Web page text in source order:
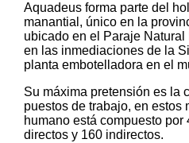
Aquadeus forma parte del
manantial, único en la
ubicado en el Paraje
en las inmediaciones de la
planta embotelladora en el
Su máxima pretensión es la
puestos de trabajo, en estos
humano está compuesto
directos y 160 indirectos.